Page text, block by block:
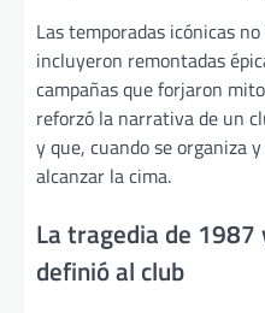
Las temporadas icónicas
incluyeron remontadas
campañas que forjaron
reforzó la narrativa de un
y que, cuando se organiza
alcanzar la cima.
La tragedia de 1987
definió al club